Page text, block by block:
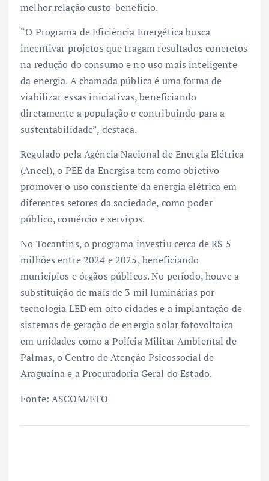
melhor relação custo-benefício.
“O Programa de Eficiência Energética busca
incentivar projetos que tragam resultados concretos
na redução do consumo e no uso mais inteligente
da energia. A chamada pública é uma forma de
viabilizar essas iniciativas, beneficiando
diretamente a população e contribuindo para a
sustentabilidade”, destaca.
Regulado pela Agência Nacional de Energia Elétrica
(Aneel), o PEE da Energisa tem como objetivo
promover o uso consciente da energia elétrica em
diferentes setores da sociedade, como poder
público, comércio e serviços.
No Tocantins, o programa investiu cerca de R$ 5
milhões entre 2024 e 2025, beneficiando
municípios e órgãos públicos. No período, houve a
substituição de mais de 3 mil luminárias por
tecnologia LED em oito cidades e a implantação de
sistemas de geração de energia solar fotovoltaica
em unidades como a Polícia Militar Ambiental de
Palmas, o Centro de Atenção Psicossocial de
Araguaína e a Procuradoria Geral do Estado.
Fonte: ASCOM/ETO